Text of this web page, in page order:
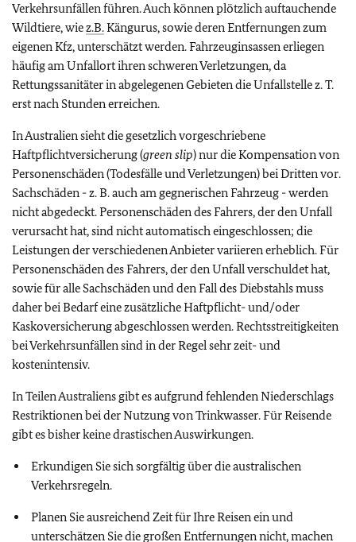
Verkehrsunfällen führen. Auch können plötzlich auftauchende
Wildtiere, wiez.B.Kängurus, sowie deren Entfernungen zum
eigenen Kfz, unterschätzt werden. Fahrzeuginsassen erliegen
häufig am Unfallort ihren schweren Verletzungen, da
Rettungssanitäter in abgelegenen Gebieten die Unfallstelle z. T.
erst nach Stunden erreichen.
In Australien sieht die gesetzlich vorgeschriebene
Haftpflichtversicherung (green slip) nur die Kompensation von
Personenschäden (Todesfälle und Verletzungen) bei Dritten vor.
Sachschäden - z. B. auch am gegnerischen Fahrzeug - werden
nicht abgedeckt. Personenschäden des Fahrers, der den Unfall
verursacht hat, sind nicht automatisch eingeschlossen; die
Leistungen der verschiedenen Anbieter variieren erheblich. Für
Personenschäden des Fahrers, der den Unfall verschuldet hat,
sowie für alle Sachschäden und den Fall des Diebstahls muss
daher bei Bedarf eine zusätzliche Haftpflicht- und/oder
Kaskoversicherung abgeschlossen werden. Rechtsstreitigkeiten
bei Verkehrsunfällen sind in der Regel sehr zeit- und
kostenintensiv.
In Teilen Australiens gibt es aufgrund fehlenden Niederschlags
Restriktionen bei der Nutzung von Trinkwasser. Für Reisende
gibt es bisher keine drastischen Auswirkungen.
Erkundigen Sie sich sorgfältig über die australischen
Verkehrsregeln.
Planen Sie ausreichend Zeit für Ihre Reisen ein und
unterschätzen Sie die großen Entfernungen nicht, machen